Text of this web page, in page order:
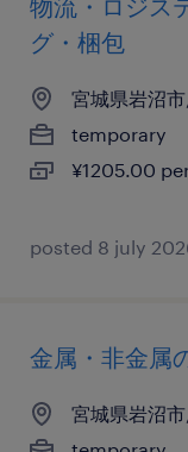
物流・ロジス
グ・梱包
宮城県岩沼
temporary
¥1205.00
posted 8 july
金属・非金属
宮城県岩沼